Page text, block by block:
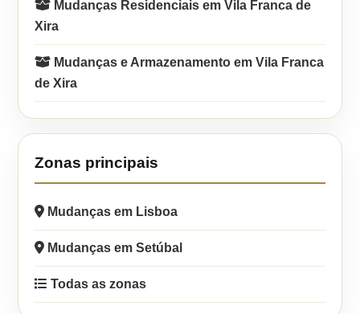
Mudanças Residenciais em Vila Franca de
Xira
Mudanças e Armazenamento em Vila Franca
de Xira
Zonas principais
Mudanças em Lisboa
Mudanças em Setúbal
Todas as zonas